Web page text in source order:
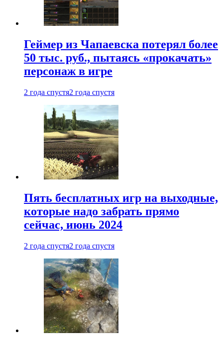
Геймер из Чапаевска потерял более
50 тыс. руб., пытаясь «прокачать»
персонаж в игре
2 года спустя2 года спустя
Пять бесплатных игр на выходные,
которые надо забрать прямо
сейчас, июнь 2024
2 года спустя2 года спустя